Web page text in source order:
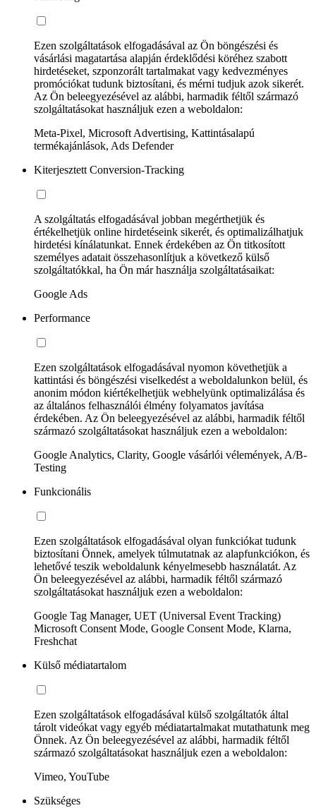
Ezen szolgáltatások elfogadásával az Ön böngészési és
vásárlási magatartása alapján érdeklődési köréhez szabott
hirdetéseket, szponzorált tartalmakat vagy kedvezményes
promóciókat tudunk biztosítani, és mérni tudjuk azok sikerét.
Az Ön beleegyezésével az alábbi, harmadik féltől származó
szolgáltatásokat használjuk ezen a weboldalon:
Meta-Pixel, Microsoft Advertising, Kattintásalapú
termékajánlások, Ads Defender
Kiterjesztett Conversion-Tracking
A szolgáltatás elfogadásával jobban megérthetjük és
értékelhetjük online hirdetéseink sikerét, és optimalizálhatjuk
hirdetési kínálatunkat. Ennek érdekében az Ön titkosított
személyes adatait összehasonlítjuk a következő külső
szolgáltatókkal, ha Ön már használja szolgáltatásaikat:
Google Ads
Performance
Ezen szolgáltatások elfogadásával nyomon követhetjük a
kattintási és böngészési viselkedést a weboldalunkon belül, és
anonim módon kiértékelhetjük webhelyünk optimalizálása és
az általános felhasználói élmény folyamatos javítása
érdekében. Az Ön beleegyezésével az alábbi, harmadik féltől
származó szolgáltatásokat használjuk ezen a weboldalon:
Google Analytics, Clarity, Google vásárlói vélemények, A/B-
Testing
Funkcionális
Ezen szolgáltatások elfogadásával olyan funkciókat tudunk
biztosítani Önnek, amelyek túlmutatnak az alapfunkciókon, és
lehetővé teszik weboldalunk kényelmesebb használatát. Az
Ön beleegyezésével az alábbi, harmadik féltől származó
szolgáltatásokat használjuk ezen a weboldalon:
Google Tag Manager, UET (Universal Event Tracking)
Microsoft Consent Mode, Google Consent Mode, Klarna,
Freshchat
Külső médiatartalom
Ezen szolgáltatások elfogadásával külső szolgáltatók által
tárolt videókat vagy egyéb médiatartalmakat mutathatunk meg
Önnek. Az Ön beleegyezésével az alábbi, harmadik féltől
származó szolgáltatásokat használjuk ezen a weboldalon:
Vimeo, YouTube
Szükséges